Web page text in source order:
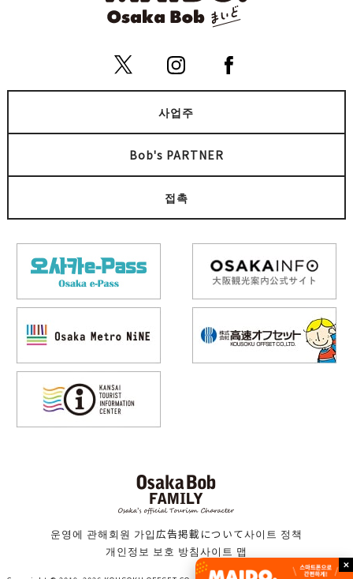
사업주
Bob's PARTNER
접촉
운영에 관해 회원 가입 広告掲載について사이트 정책
개인정보 보호 방침사이트 맵